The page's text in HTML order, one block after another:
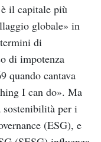
il capitale più
globale» in
di
di impotenza
quando cantava
I can do». Ma
sostenibilità per i
(ESG), e